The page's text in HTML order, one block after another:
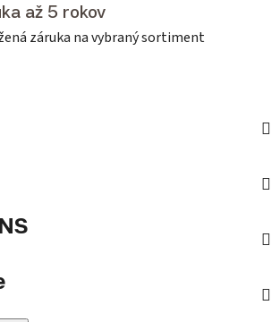
až 5 rokov
záruka na vybraný sortiment